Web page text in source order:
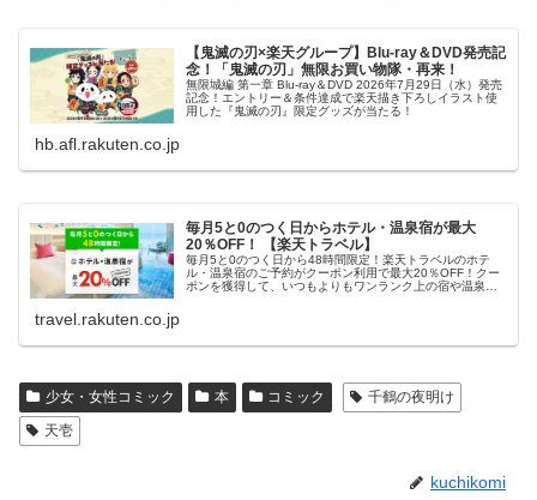
【鬼滅の刃×楽天グループ】Blu-ray＆DVD発売記
念！「鬼滅の刃」無限お買い物隊・再来！
無限城編 第一章 Blu-ray＆DVD 2026年7月29日（水）発売
記念！エントリー＆条件達成で楽天描き下ろしイラスト使
用した『鬼滅の刃』限定グッズが当たる！
hb.afl.rakuten.co.jp
毎月5と0のつく日からホテル・温泉宿が最大
20％OFF！ 【楽天トラベル】
毎月5と0のつく日から48時間限定！楽天トラベルのホテ
ル・温泉宿のご予約がクーポン利用で最大20％OFF！クー
ポンを獲得して、いつもよりもワンランク上の宿や温泉宿
travel.rakuten.co.jp
少女・女性コミック 本 コミック
千鶴の夜明け
天壱
kuchikomi